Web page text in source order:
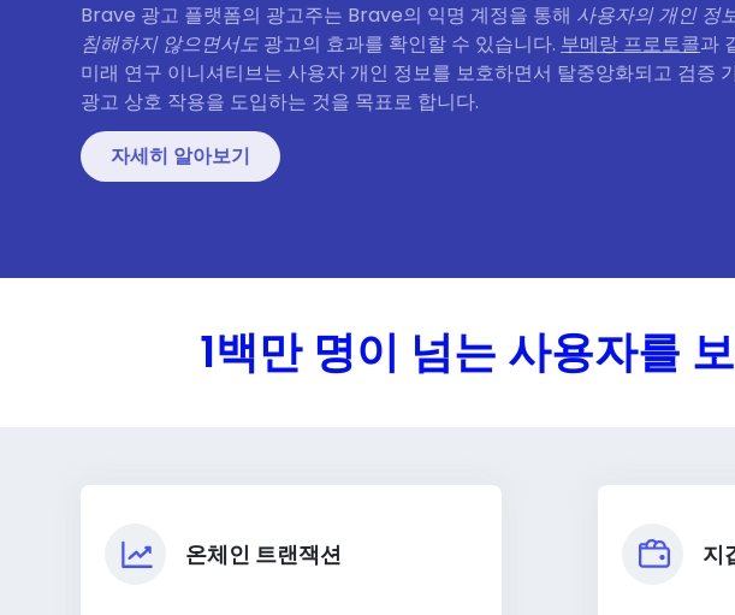
Brave 광고 플랫폼의 광고주는 Brave의 익명 계정을 통해 사용자의 개인 정
침해하지 않으면서도 광고의 효과를 확인할 수 있습니다. 부메랑 프로토콜과
미래 연구 이니셔티브는 사용자 개인 정보를 보호하면서 탈중앙화되고 검증
광고 상호 작용을 도입하는 것을 목표로 합니다.
자세히 알아보기
1백만 명이 넘는 사용자를
온체인 트랜잭션 지